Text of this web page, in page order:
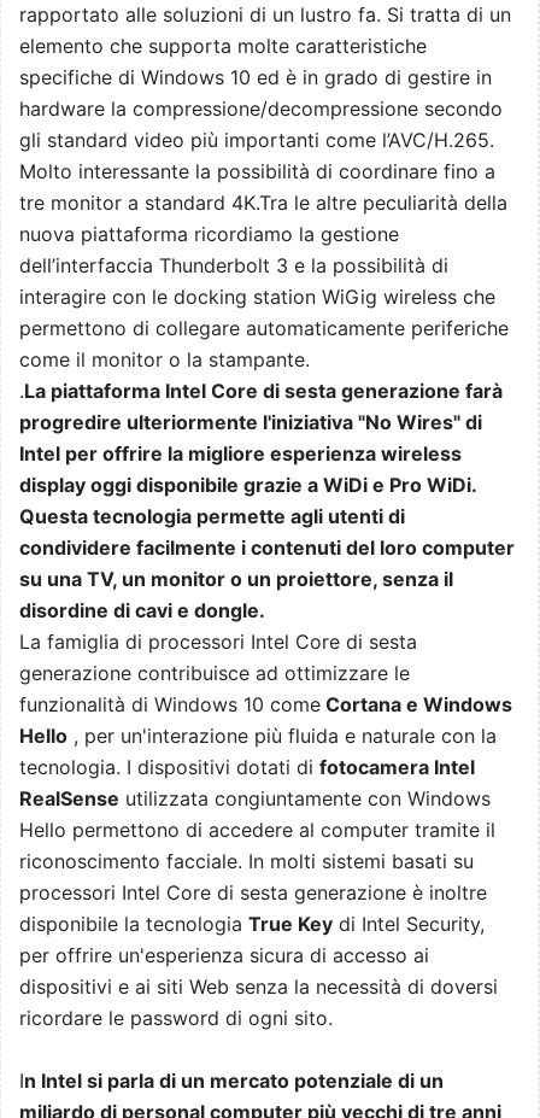
rapportato alle soluzioni di un lustro fa. Si tratta di un
elemento che supporta molte caratteristiche
specifiche di Windows 10 ed è in grado di gestire in
hardware la compressione/decompressione secondo
gli standard video più importanti come l’AVC/H.265.
Molto interessante la possibilità di coordinare fino a
tre monitor a standard 4K.Tra le altre peculiarità della
nuova piattaforma ricordiamo la gestione
dell’interfaccia Thunderbolt 3 e la possibilità di
interagire con le docking station WiGig wireless che
permettono di collegare automaticamente periferiche
come il monitor o la stampante.
.La piattaforma Intel Core di sesta generazione farà
progredire ulteriormente l'iniziativa "No Wires" di
Intel per offrire la migliore esperienza wireless
display oggi disponibile grazie a WiDi e Pro WiDi.
Questa tecnologia permette agli utenti di
condividere facilmente i contenuti del loro computer
su una TV, un monitor o un proiettore, senza il
disordine di cavi e dongle.
La famiglia di processori Intel Core di sesta
generazione contribuisce ad ottimizzare le
funzionalità di Windows 10 come Cortana e Windows
Hello , per un'interazione più fluida e naturale con la
tecnologia. I dispositivi dotati di fotocamera Intel
RealSense utilizzata congiuntamente con Windows
Hello permettono di accedere al computer tramite il
riconoscimento facciale. In molti sistemi basati su
processori Intel Core di sesta generazione è inoltre
disponibile la tecnologia True Key di Intel Security,
per offrire un'esperienza sicura di accesso ai
dispositivi e ai siti Web senza la necessità di doversi
ricordare le password di ogni sito.
In Intel si parla di un mercato potenziale di un
miliardo di personal computer più vecchi di tre anni